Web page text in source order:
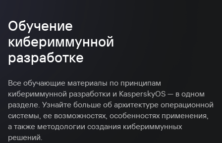
Обучение
кибериммунной
разработке
Все обучающие материалы по принципам
кибериммунной разработки и KasperskyOS — в одном
разделе. Узнайте больше об архитектуре операционной
системы, ее возможностях, особенностях применения,
а также методологии создания кибериммунных
решений.